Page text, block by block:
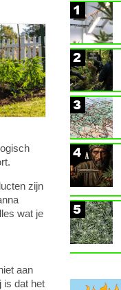
zijn
wat je
aan
is dat het
1
2
3
4
5